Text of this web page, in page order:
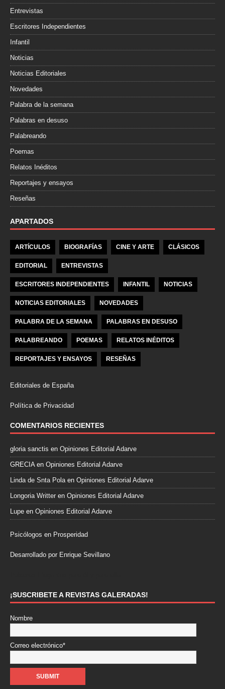
Entrevistas
Escritores Independientes
Infantil
Noticias
Noticias Editoriales
Novedades
Palabra de la semana
Palabras en desuso
Palabreando
Poemas
Relatos Inéditos
Reportajes y ensayos
Reseñas
APARTADOS
ARTÍCULOS BIOGRAFÍAS CINE Y ARTE CLÁSICOS
EDITORIAL ENTREVISTAS
ESCRITORES INDEPENDIENTES INFANTIL NOTICIAS
NOTICIAS EDITORIALES NOVEDADES
PALABRA DE LA SEMANA PALABRAS EN DESUSO
PALABREANDO POEMAS RELATOS INÉDITOS
REPORTAJES Y ENSAYOS RESEÑAS
Editoriales de España
Política de Privacidad
COMENTARIOS RECIENTES
gloria sanctis en Opiniones Editorial Adarve
GRECIAen Opiniones Editorial Adarve
Linda de Snta Polaen Opiniones Editorial Adarve
Longoria Writter en Opiniones Editorial Adarve
Lupe en Opiniones Editorial Adarve
Psicólogos en Prosperidad
Desarrollado por Enrique Sevillano
¡SUSCRIBETE A REVISTAS GALERADAS!
Nombre
Correo electrónico*